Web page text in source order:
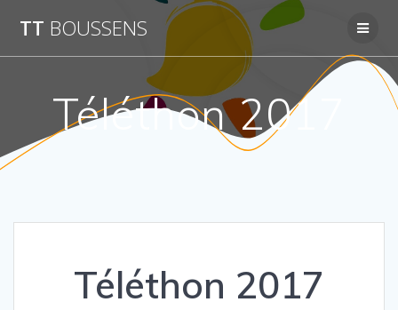
Passer
TT BOUSSENS
Téléthon 2017
Téléthon 2017